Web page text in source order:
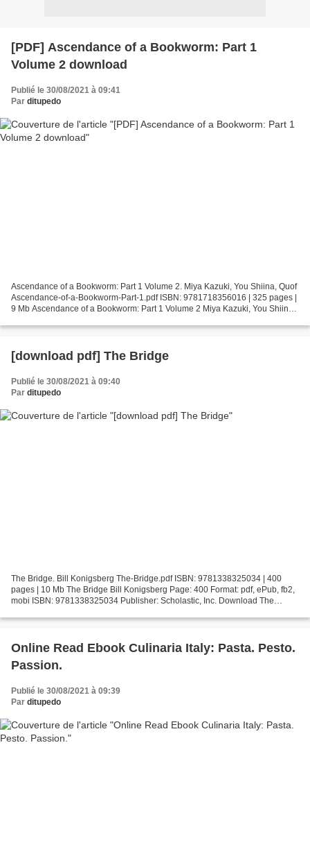
[PDF] Ascendance of a Bookworm: Part 1
Volume 2 download
Publié le 30/08/2021 à 09:41
Par ditupedo
Ascendance of a Bookworm: Part 1 Volume 2. Miya Kazuki, You Shiina, Quof
Ascendance-of-a-Bookworm-Part-1.pdf ISBN: 9781718356016 | 325 pages |
9 Mb Ascendance of a Bookworm: Part 1 Volume 2 Miya Kazuki, You Shiina,
[download pdf] The Bridge
Publié le 30/08/2021 à 09:40
Par ditupedo
The Bridge. Bill Konigsberg The-Bridge.pdf ISBN: 9781338325034 | 400
pages | 10 Mb The Bridge Bill Konigsberg Page: 400 Format: pdf, ePub, fb2,
mobi ISBN: 9781338325034 Publisher: Scholastic, Inc. Download The
Online Read Ebook Culinaria Italy: Pasta. Pesto.
Passion.
Publié le 30/08/2021 à 09:39
Par ditupedo